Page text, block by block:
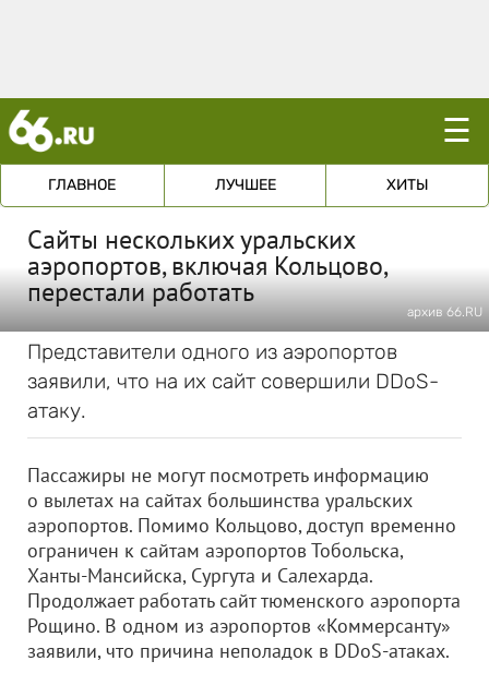
☰
ГЛАВНОЕ ЛУЧШЕЕ ХИТЫ
Сайты нескольких уральских
аэропортов, включая Кольцово,
перестали работать
архив 66.RU
Представители одного из аэропортов
заявили, что на их сайт совершили DDoS-
атаку.
Пассажиры не могут посмотреть информацию
о вылетах на сайтах большинства уральских
аэропортов. Помимо Кольцово, доступ временно
ограничен к сайтам аэропортов Тобольска,
Ханты-Мансийска, Сургута и Салехарда.
Продолжает работать сайт тюменского аэропорта
Рощино. В одном из аэропортов «Коммерсанту»
заявили, что причина неполадок в DDoS-атаках.